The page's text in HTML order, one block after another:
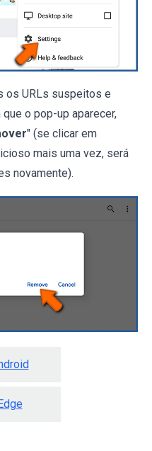
os URLs suspeitos e
o pop-up aparecer,
" (se clicar em
mais uma vez, será
novamente).